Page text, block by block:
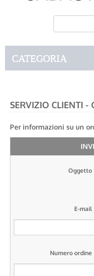
CATEGORIA
SERVIZIO CLIENTI -
Per informazioni su un
Oggetto
E-mail
Numero ordine